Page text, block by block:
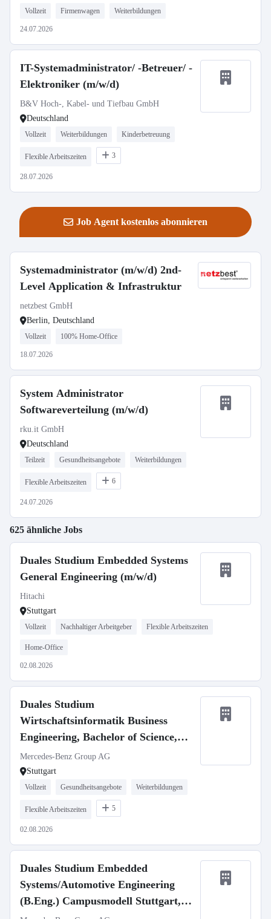
Vollzeit Firmenwagen Weiterbildungen
24.07.2026
IT-Systemadministrator/ -Betreuer/ -
Elektroniker (m/w/d)
B&V Hoch-, Kabel- und Tiefbau GmbH
Deutschland
Vollzeit Weiterbildungen Kinderbetreuung
Flexible Arbeitszeiten 3
28.07.2026
Job Agent kostenlos abonnieren
Systemadministrator (m/w/d) 2nd-
Level Application & Infrastruktur
netzbest GmbH
Berlin, Deutschland
Vollzeit 100% Home-Office
18.07.2026
System Administrator
Softwareverteilung (m/w/d)
rku.it GmbH
Deutschland
Teilzeit Gesundheitsangebote Weiterbildungen
Flexible Arbeitszeiten 6
24.07.2026
625 ähnliche Jobs
Duales Studium Embedded Systems
General Engineering (m/w/d)
Hitachi
Stuttgart
Vollzeit Nachhaltiger Arbeitgeber Flexible Arbeitszeiten
Home-Office
02.08.2026
Duales Studium
Wirtschaftsinformatik Business
Engineering, Bachelor of Science,
Mercedes-Benz Customer Solutions
GmbH, Stuttgart Vaihingen,
Studienbeginn 1. Oktober 2027
Mercedes-Benz Group AG
Stuttgart
Vollzeit Gesundheitsangebote Weiterbildungen
Flexible Arbeitszeiten 5
02.08.2026
Duales Studium Embedded
Systems/Automotive Engineering
(B.Eng.) Campusmodell Stuttgart,